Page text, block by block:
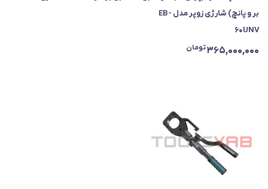
بر و پانچ) شارژی زوپر مدل EB-
60UNV
365,000,000تومان